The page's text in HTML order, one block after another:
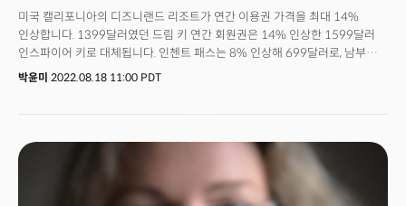
미국 캘리포니아의 디즈니랜드 리조트가 연간 이용권 가격을 최대 14%
인상합니다. 1399달러였던 드림 키 연간 회원권은 14% 인상한 1599달러
인스파이어 키로 대체됩니다. 인첸트 패스는 8% 인상해 699달러로, 남부
캘리포니아 거주자를 위한 이메진 패스는 13% 인상된 449달러로
통해 사람들이 몰리는 현상을 통제하려 했지만, 디즈니랜드 테마파크에 대한
수요는 끊이지 않자 가격 인상을 하게 된 것입니다.👉 너무 비싸, 팬데믹
전으로 돌아갈래3분기(4월~6월) 월트 디즈니 매출액이 전년 동기 대비 26%
증가한 215달러, 테마파크 매출액만 보면 전년 동기 대비 104% 증가한 54억
박윤미 2022.08.18 11:00 PDT